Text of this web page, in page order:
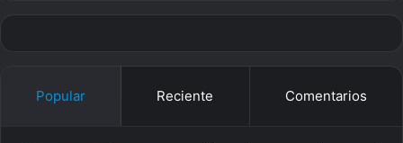
Popular Reciente Comentarios